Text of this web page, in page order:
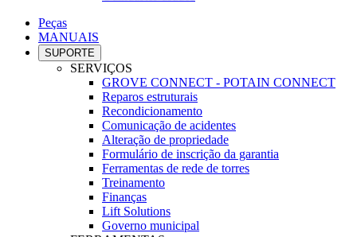
Peças
MANUAIS
SUPORTE
SERVIÇOS
GROVE CONNECT - POTAIN CONNECT
Reparos estruturais
Recondicionamento
Comunicação de acidentes
Alteração de propriedade
Formulário de inscrição da garantia
Ferramentas de rede de torres
Treinamento
Finanças
Lift Solutions
Governo municipal